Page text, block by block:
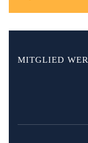
MITGLIED